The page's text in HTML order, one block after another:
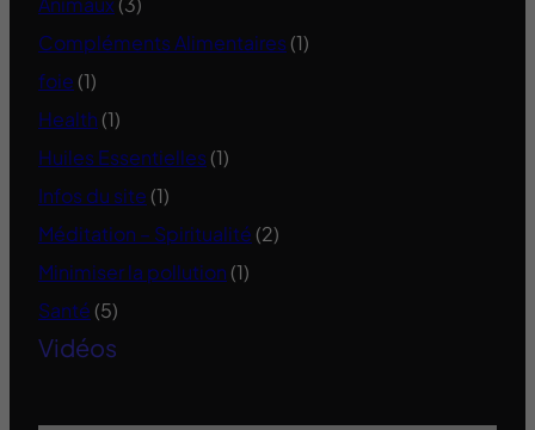
Compléments Alimentaires (1)
foie (1)
Health (1)
Huiles Essentielles (1)
Infos du site (1)
Méditation – Spiritualité (2)
Minimiser la pollution (1)
Santé (5)
Vidéos